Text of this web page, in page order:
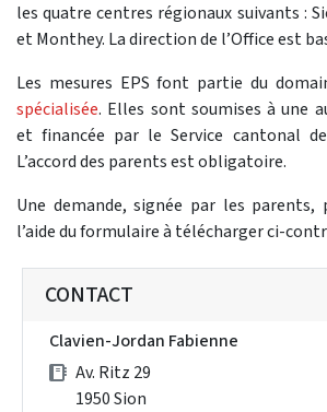
les quatre centres régionaux suivants :
et Monthey. La direction de l’Office est
Les mesures EPS font partie du
spécialisée. Elles sont soumises à une
et financée par le Service cantonal de
L’accord des parents est obligatoire.
Une demande, signée par les
l’aide du formulaire à télécharger ci-
CONTACT
Clavien-Jordan Fabienne
Av. Ritz 29
1950 Sion